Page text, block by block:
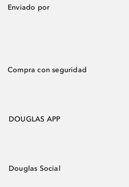
Enviado por
Compra con seguridad
DOUGLAS APP
Douglas Social